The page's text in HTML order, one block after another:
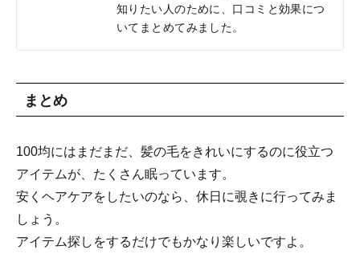
知りたい人のために、口コミと効果につ
いてまとめてみました。
まとめ
100均にはまだまだ、髪の毛をきれいにするのに役立つ
アイテムが、たくさん眠っています。
安くヘアケアをしたいのなら、休日に覗きに行ってみま
しょう。
アイテム探しをするだけでもかなり楽しいですよ。